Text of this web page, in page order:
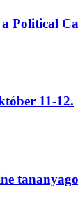
Political
11-12.